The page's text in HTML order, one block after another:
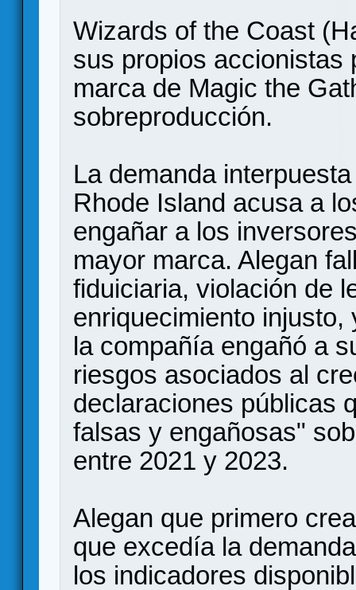
Wizards of the Coast
sus propios accionistas
marca de Magic the
sobreproducción.
La demanda
Rhode Island acusa a
engañar a los
mayor marca. Alegan
fiduiciaria, violación de
enriquecimiento
la compañía engañó a
riesgos asociados al
declaraciones públicas
falsas y engañosas"
entre 2021 y 2023.
Alegan que primero
que excedía la
los indicadores